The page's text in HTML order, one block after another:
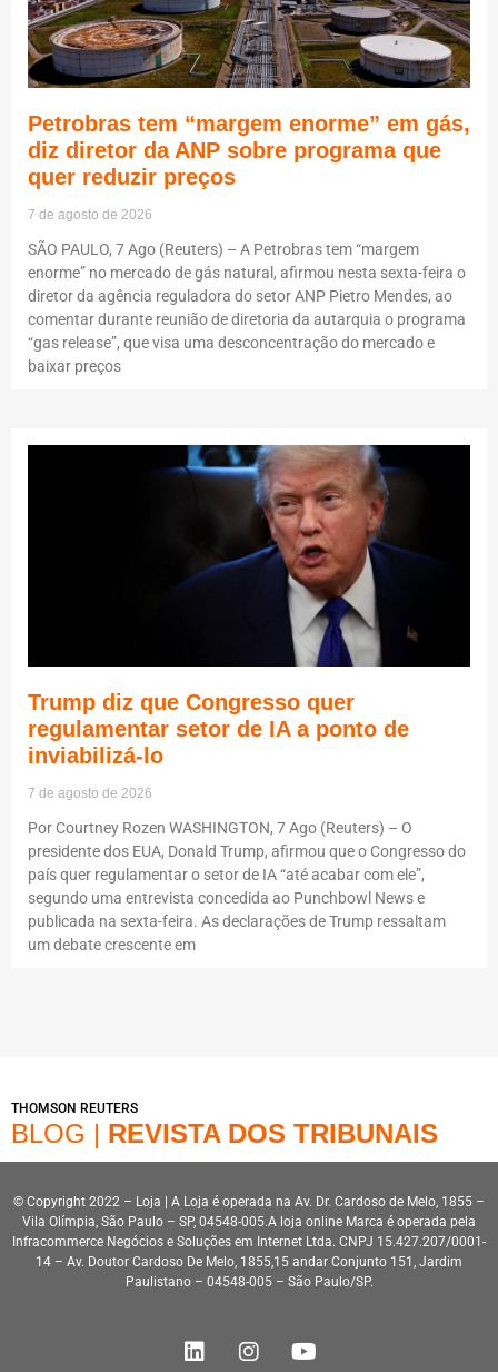
Petrobras tem “margem enorme” em gás,
diz diretor da ANP sobre programa que
quer reduzir preços
7 de agosto de 2026
SÃO PAULO, 7 Ago (Reuters) – A Petrobras tem “margem
enorme” no mercado de gás natural, afirmou nesta sexta-feira o
diretor da agência reguladora do setor ANP Pietro Mendes, ao
comentar durante reunião de diretoria da autarquia o programa
“gas release”, que visa uma desconcentração do mercado e
baixar preços
Trump diz que Congresso quer
regulamentar setor de IA a ponto de
inviabilizá-lo
7 de agosto de 2026
Por Courtney Rozen WASHINGTON, 7 Ago (Reuters) – O
presidente dos EUA, Donald Trump, afirmou que o Congresso do
país quer regulamentar o setor de IA “até acabar com ele”,
segundo uma entrevista concedida ao Punchbowl News e
publicada na sexta-feira. As declarações de Trump ressaltam
um debate crescente em
THOMSON REUTERS
BLOG | REVISTA DOS TRIBUNAIS
© Copyright 2022 – Loja | A Loja é operada na Av. Dr. Cardoso de Melo, 1855 –
Vila Olímpia, São Paulo – SP, 04548-005.A loja online Marca é operada pela
Infracommerce Negócios e Soluções em Internet Ltda. CNPJ 15.427.207/0001-
14 – Av. Doutor Cardoso De Melo, 1855,15 andar Conjunto 151, Jardim
Paulistano – 04548-005 – São Paulo/SP.